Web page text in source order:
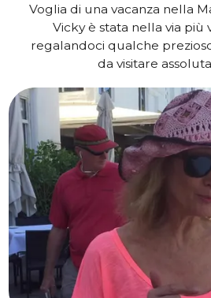
Voglia di una vacanza nella
Vicky è stata nella via più
regalandoci qualche
da visitare